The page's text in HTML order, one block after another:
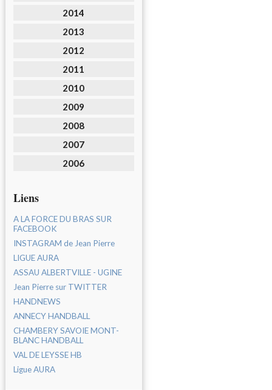
2014
2013
2012
2011
2010
2009
2008
2007
2006
Liens
A LA FORCE DU BRAS SUR
FACEBOOK
INSTAGRAM de Jean Pierre
LIGUE AURA
ASSAU ALBERTVILLE - UGINE
Jean Pierre sur TWITTER
HANDNEWS
ANNECY HANDBALL
CHAMBERY SAVOIE MONT-
BLANC HANDBALL
VAL DE LEYSSE HB
Ligue AURA